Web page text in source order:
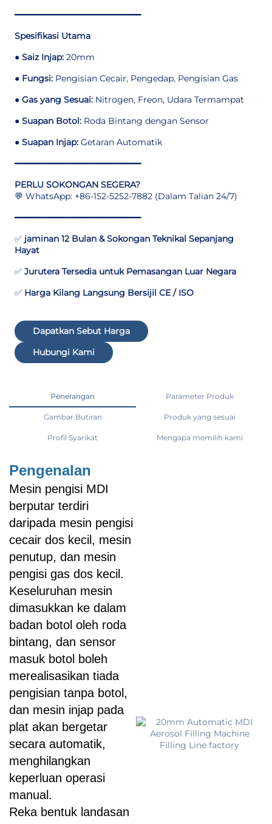
━━━━━━━━━━━━━━━━━━━━━━━━━━
Spesifikasi Utama
● Saiz Injap: 20mm
● Fungsi: Pengisian Cecair, Pengedap, Pengisian Gas
● Gas yang Sesuai: Nitrogen, Freon, Udara Termampat
● Suapan Botol: Roda Bintang dengan Sensor
● Suapan Injap: Getaran Automatik
━━━━━━━━━━━━━━━━━━━━━━━━━━
PERLU SOKONGAN SEGERA?
💬 WhatsApp: +86-152-5252-7882 (Dalam Talian 24/7)
━━━━━━━━━━━━━━━━━━━━━━━━━━
✅ jaminan 12 Bulan & Sokongan Teknikal Sepanjang
Hayat
✅ Jurutera Tersedia untuk Pemasangan Luar Negara
✅ Harga Kilang Langsung Bersijil CE / ISO
Dapatkan Sebut Harga
Hubungi Kami
Penerangan Parameter Produk
Gambar Butiran Produk yang sesuai
Profil Syarikat Mengapa memilih kami
Pengenalan
Mesin pengisi MDI
berputar terdiri
daripada mesin pengisi
cecair dos kecil, mesin
penutup, dan mesin
pengisi gas dos kecil.
Keseluruhan mesin
dimasukkan ke dalam
badan botol oleh roda
bintang, dan sensor
masuk botol boleh
merealisasikan tiada
pengisian tanpa botol,
dan mesin injap pada
plat akan bergetar
secara automatik,
menghilangkan
keperluan operasi
manual.
Reka bentuk landasan